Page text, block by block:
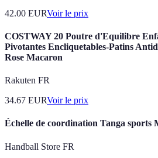
42.00 EURVoir le prix
COSTWAY 20 Poutre d'Equilibre
Pivotantes Encliquetables-Patins
Rose Macaron
Rakuten FR
34.67 EURVoir le prix
Échelle de coordination Tanga sports
Handball Store FR